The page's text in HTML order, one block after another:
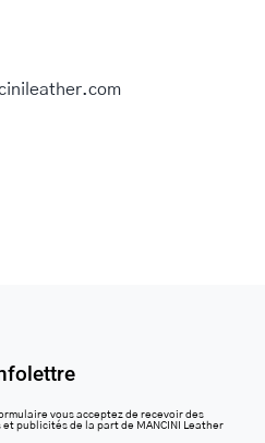
vous acceptez de recevoir des
publicités de la part de MANCINI Leather